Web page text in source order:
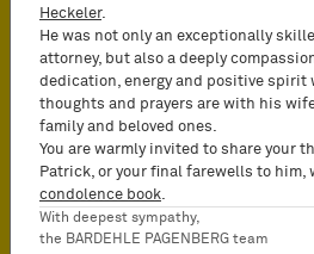
Heckeler.
He was not only an exceptionally
attorney, but also a deeply
dedication, energy and positive spirit
thoughts and prayers are with his
family and beloved ones.
You are warmly invited to share your
Patrick, or your final farewells to him,
condolence book.
With deepest sympathy,
the BARDEHLE PAGENBERG team